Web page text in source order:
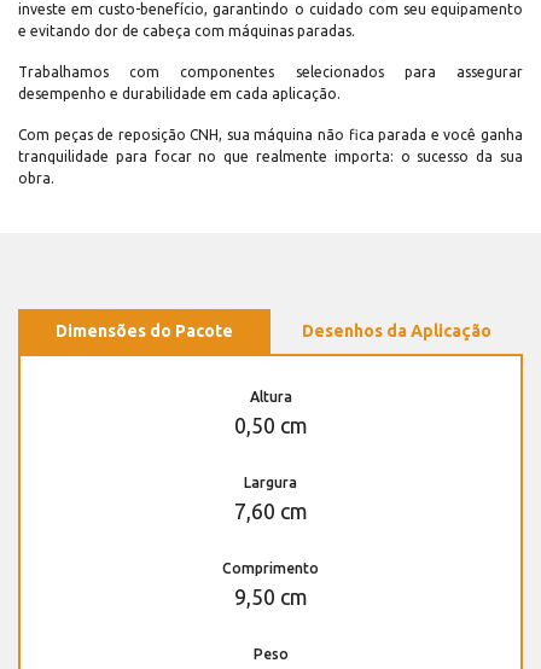
investe em custo-benefício, garantindo o cuidado com seu equipamento
e evitando dor de cabeça com máquinas paradas.
Trabalhamos com componentes selecionados para assegurar
desempenho e durabilidade em cada aplicação.
Com peças de reposição CNH, sua máquina não fica parada e você ganha
tranquilidade para focar no que realmente importa: o sucesso da sua
obra.
Dimensões do Pacote Desenhos da Aplicação
Altura
0,50 cm
Largura
7,60 cm
Comprimento
9,50 cm
Peso